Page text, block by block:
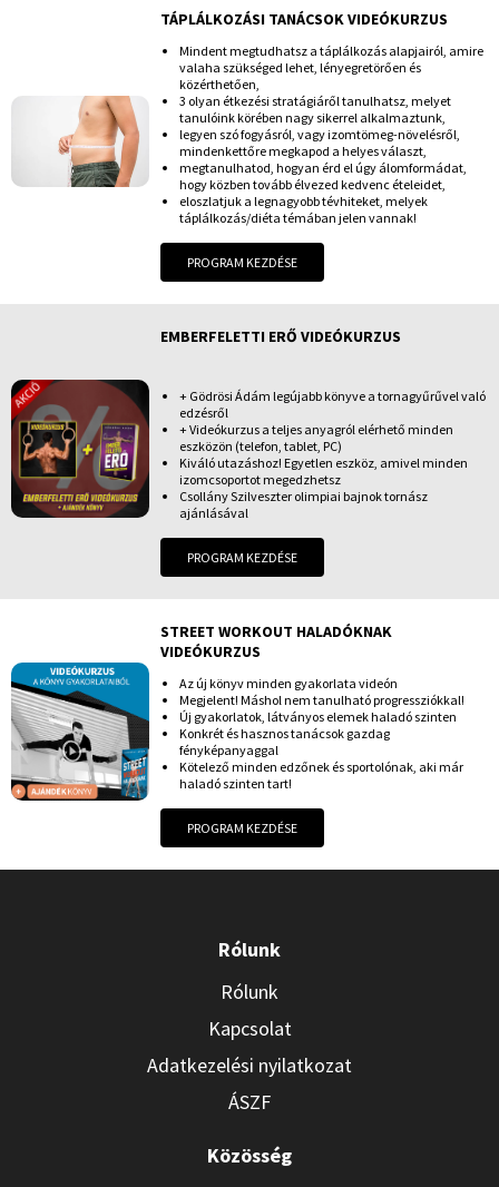
TÁPLÁLKOZÁSI TANÁCSOK VIDEÓKURZUS
Mindent megtudhatsz a táplálkozás alapjairól, amire
valaha szükséged lehet, lényegretörően és
közérthetően,
3 olyan étkezési stratágiáről tanulhatsz, melyet
tanulóink körében nagy sikerrel alkalmaztunk,
legyen szó fogyásról, vagy izomtömeg-növelésről,
mindenkettőre megkapod a helyes választ,
megtanulhatod, hogyan érd el úgy álomformádat,
hogy közben tovább élvezed kedvenc ételeidet,
eloszlatjuk a legnagyobb tévhiteket, melyek
táplálkozás/diéta témában jelen vannak!
PROGRAM KEZDÉSE
EMBERFELETTI ERŐ VIDEÓKURZUS
+ Gödrösi Ádám legújabb könyve a tornagyűrűvel való
edzésről
+ Videókurzus a teljes anyagról elérhető minden
eszközön (telefon, tablet, PC)
Kiváló utazáshoz! Egyetlen eszköz, amivel minden
izomcsoportot megedzhetsz
Csollány Szilveszter olimpiai bajnok tornász
ajánlásával
PROGRAM KEZDÉSE
STREET WORKOUT HALADÓKNAK
VIDEÓKURZUS
Az új könyv minden gyakorlata videón
Megjelent! Máshol nem tanulható progressziókkal!
Új gyakorlatok, látványos elemek haladó szinten
Konkrét és hasznos tanácsok gazdag
fényképanyaggal
Kötelező minden edzőnek és sportolónak, aki már
haladó szinten tart!
PROGRAM KEZDÉSE
Rólunk
Rólunk
Kapcsolat
Adatkezelési nyilatkozat
ÁSZF
Közösség